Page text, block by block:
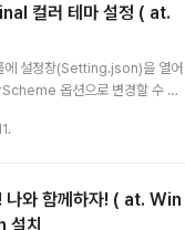
. 2. 잘못 종료하면 위험하니 tas
더 상세 내용을 확인해줍니다.
eq 앞서_확인한_PID_번호" 3.
하려고 했던 프로세스가 맞다면 t
로세스를 강제 종료함으로서
컬러 테마 설정 ( at.
설정창(Setting.json)을 열어
옵션으로 변경할 수 있
테마를 변경해주자. 어떤게
포함되어 있는 컬러 테마 👉🏻 Wi
: 포함된 색 구성표 사용자들이
와 함께하자! ( at. Win
치